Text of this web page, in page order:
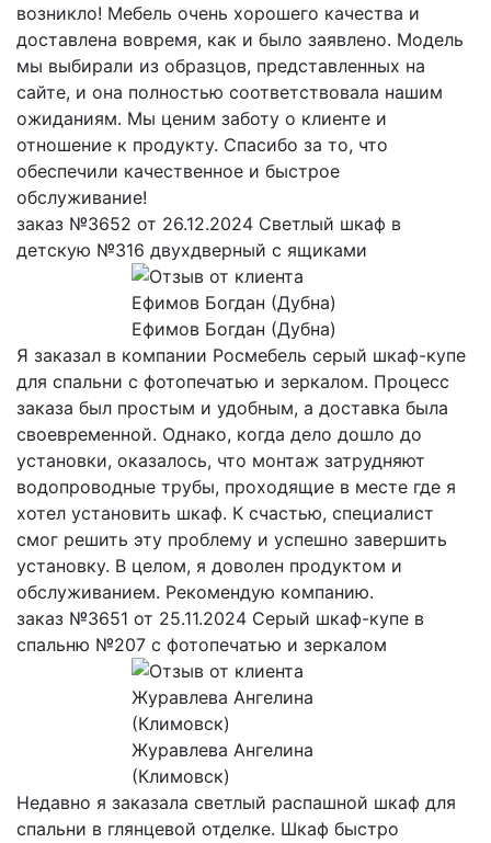
возникло! Мебель очень хорошего качества и
доставлена вовремя, как и было заявлено. Модель
мы выбирали из образцов, представленных на
сайте, и она полностью соответствовала нашим
ожиданиям. Мы ценим заботу о клиенте и
отношение к продукту. Спасибо за то, что
обеспечили качественное и быстрое
обслуживание!
заказ №3652 от 26.12.2024 Светлый шкаф в
детскую №316 двухдверный с ящиками
Ефимов Богдан (Дубна)
Я заказал в компании Росмебель серый шкаф-купе
для спальни с фотопечатью и зеркалом. Процесс
заказа был простым и удобным, а доставка была
своевременной. Однако, когда дело дошло до
установки, оказалось, что монтаж затрудняют
водопроводные трубы, проходящие в месте где я
хотел установить шкаф. К счастью, специалист
смог решить эту проблему и успешно завершить
установку. В целом, я доволен продуктом и
обслуживанием. Рекомендую компанию.
заказ №3651 от 25.11.2024 Серый шкаф-купе в
спальню №207 с фотопечатью и зеркалом
Журавлева Ангелина
(Климовск)
Недавно я заказала светлый распашной шкаф для
спальни в глянцевой отделке. Шкаф быстро